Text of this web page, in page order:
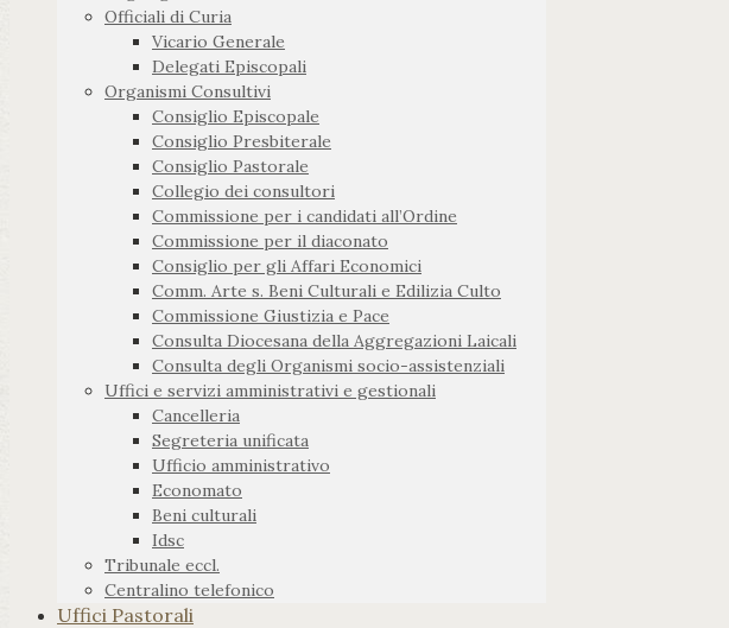
Officiali di Curia
Vicario Generale
Delegati Episcopali
Organismi Consultivi
Consiglio Episcopale
Consiglio Presbiterale
Consiglio Pastorale
Collegio dei consultori
Commissione per i candidati all’Ordine
Commissione per il diaconato
Consiglio per gli Affari Economici
Comm. Arte s. Beni Culturali e Edilizia Culto
Commissione Giustizia e Pace
Consulta Diocesana della Aggregazioni Laicali
Consulta degli Organismi socio-assistenziali
Uffici e servizi amministrativi e gestionali
Cancelleria
Segreteria unificata
Ufficio amministrativo
Economato
Beni culturali
Idsc
Tribunale eccl.
Centralino telefonico
Uffici Pastorali